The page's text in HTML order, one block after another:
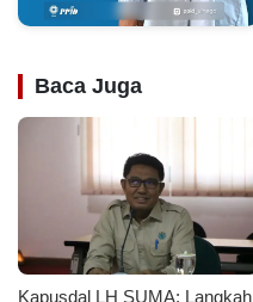
Baca Juga
Kapusdal LH SUMA: Langkah